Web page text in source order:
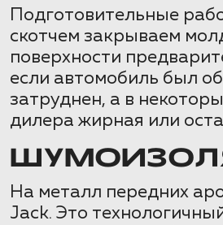
Подготовительные
скотчем закрываем
поверхности
если автомобиль был
затруднен, а в
дилера жирная или
На металл передних
Jack. Это